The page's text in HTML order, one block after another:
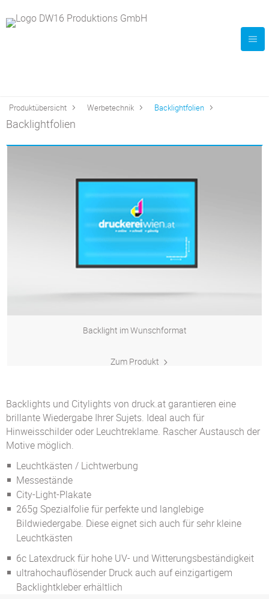
Produktübersicht Werbetechnik Backlightfolien
Backlightfolien
Backlight im Wunschformat
Zum Produkt
Backlights und Citylights von druck.at garantieren eine
brillante Wiedergabe Ihrer Sujets. Ideal auch für
Hinweisschilder oder Leuchtreklame. Rascher Austausch der
Motive möglich.
Leuchtkästen / Lichtwerbung
Messestände
City-Light-Plakate
265g Spezialfolie für perfekte und langlebige
Bildwiedergabe. Diese eignet sich auch für sehr kleine
Leuchtkästen
6c Latexdruck für hohe UV- und Witterungsbeständigkeit
​ultrahochauflösender Druck auch auf einzigartigem
Backlightkleber erhältlich